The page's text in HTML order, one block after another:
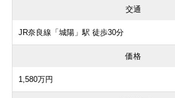
交通
JR奈良線「城陽」駅 徒歩30分
価格
1,580万円